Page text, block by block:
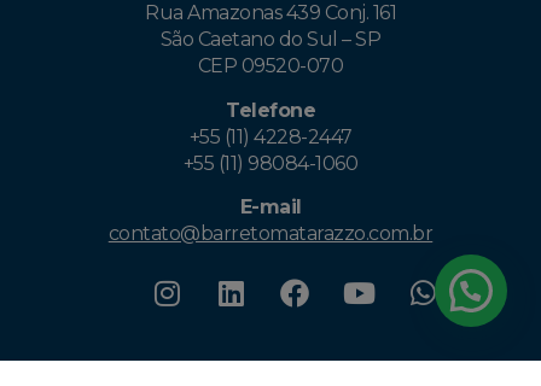
Rua Amazonas 439 Conj. 161
São Caetano do Sul – SP
CEP 09520-070
Telefone
+55 (11) 4228-2447
+55 (11) 98084-1060
E-mail
contato@barretomatarazzo.com.br